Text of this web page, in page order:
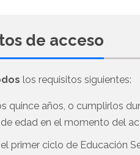
de acceso
los requisitos siguientes:
quince años, o cumplirlos
edad en el momento del
primer ciclo de Educación